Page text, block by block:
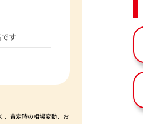
す
、査定時の相場変動、お